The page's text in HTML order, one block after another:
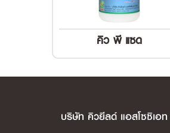
คิว พี แซด
บริษัท คิวยีลด์ แอสโซซิเอ